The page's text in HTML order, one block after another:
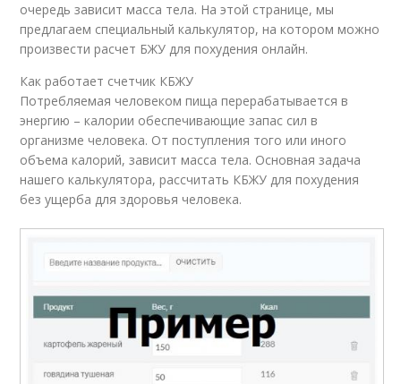
очередь зависит масса тела. На этой странице, мы
предлагаем специальный калькулятор, на котором можно
произвести расчет БЖУ для похудения онлайн.
Как работает счетчик КБЖУ
Потребляемая человеком пища перерабатывается в
энергию – калории обеспечивающие запас сил в
организме человека. От поступления того или иного
объема калорий, зависит масса тела. Основная задача
нашего калькулятора, рассчитать КБЖУ для похудения
без ущерба для здоровья человека.